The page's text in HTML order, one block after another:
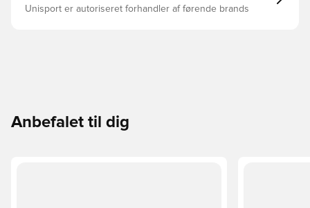
Unisport er autoriseret forhandler af førende brands
Anbefalet til dig